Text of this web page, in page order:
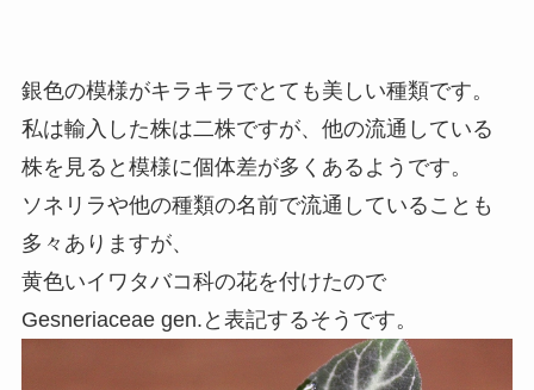
銀色の模様がキラキラでとても美しい種類です。
私は輸入した株は二株ですが、他の流通している
株を見ると模様に個体差が多くあるようです。
ソネリラや他の種類の名前で流通していることも
多々ありますが、
黄色いイワタバコ科の花を付けたので
Gesneriaceae gen.と表記するそうです。